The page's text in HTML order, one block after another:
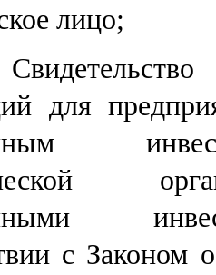
лицо;
для
с Законом